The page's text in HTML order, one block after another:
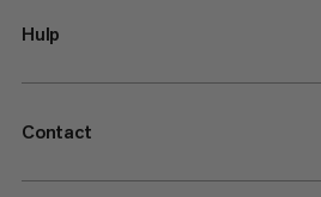
Hulp
Contact